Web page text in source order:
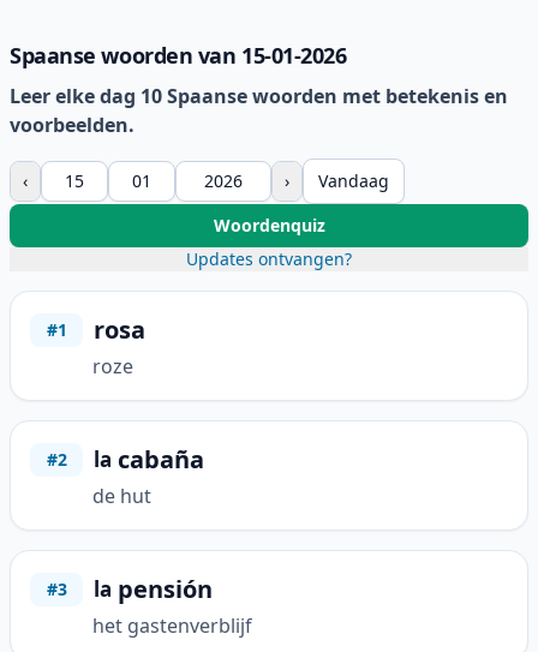
Spaanse woorden van 15-01-2026
Leer elke dag 10 Spaanse woorden met betekenis en
voorbeelden.
‹ ›
Vandaag
Woordenquiz
Updates ontvangen?
#1 rosa
roze
#2 la cabaña
de hut
#3 la pensión
het gastenverblijf